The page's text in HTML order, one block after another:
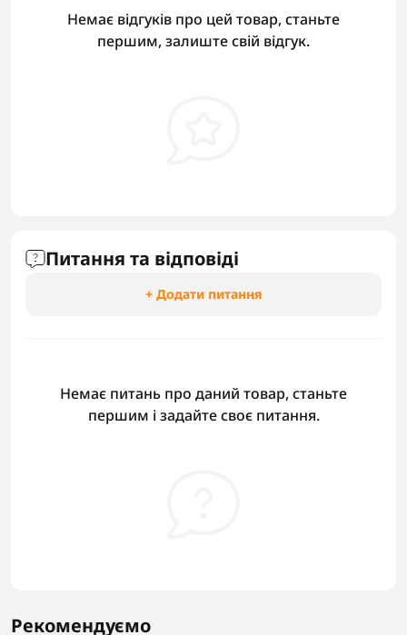
Немає відгуків про цей товар, станьте
першим, залиште свій відгук.
Питання та відповіді
+ Додати питання
Немає питань про даний товар, станьте
першим і задайте своє питання.
Рекомендуємо